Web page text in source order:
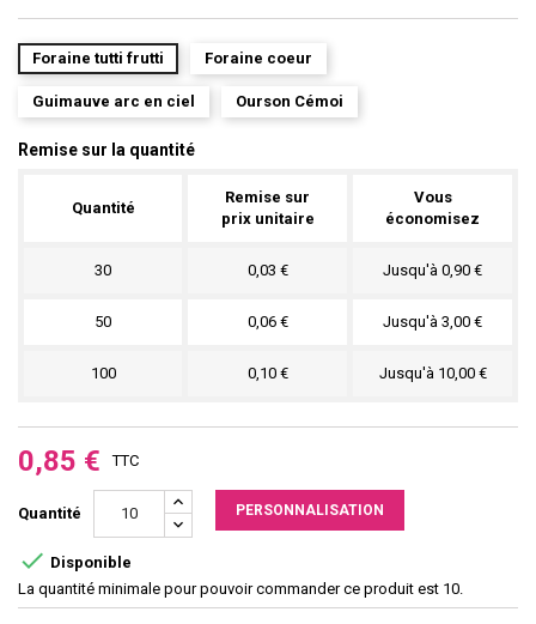
Foraine tutti frutti Foraine coeur
Guimauve arc en ciel Ourson Cémoi
Remise sur la quantité
Quantité
Remise sur
prix unitaire
Vous
économisez
30 0,03 € Jusqu'à 0,90 €
50 0,06 € Jusqu'à 3,00 €
100 0,10 € Jusqu'à 10,00 €
0,85 € TTC
Quantité PERSONNALISATION
 Disponible
La quantité minimale pour pouvoir commander ce produit est 10.